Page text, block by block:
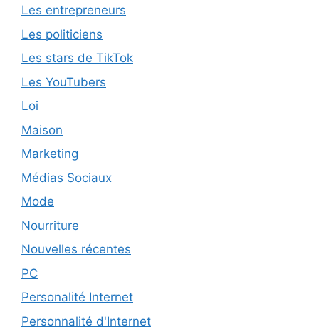
Les entrepreneurs
Les politiciens
Les stars de TikTok
Les YouTubers
Loi
Maison
Marketing
Médias Sociaux
Mode
Nourriture
Nouvelles récentes
PC
Personalité Internet
Personnalité d'Internet